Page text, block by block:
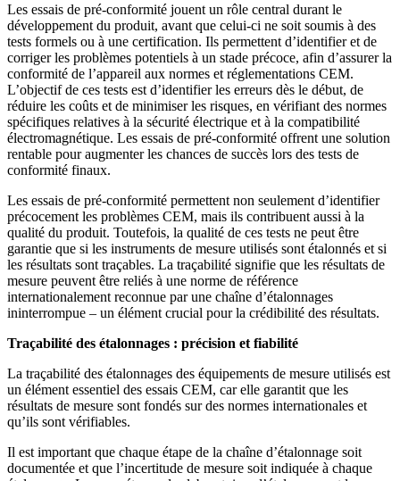
Les essais de pré-conformité jouent un rôle central durant le
développement du produit, avant que celui-ci ne soit soumis à des
tests formels ou à une certification. Ils permettent d’identifier et de
corriger les problèmes potentiels à un stade précoce, afin d’assurer la
conformité de l’appareil aux normes et réglementations CEM.
L’objectif de ces tests est d’identifier les erreurs dès le début, de
réduire les coûts et de minimiser les risques, en vérifiant des normes
spécifiques relatives à la sécurité électrique et à la compatibilité
électromagnétique. Les essais de pré-conformité offrent une solution
rentable pour augmenter les chances de succès lors des tests de
conformité finaux.
Les essais de pré-conformité permettent non seulement d’identifier
précocement les problèmes CEM, mais ils contribuent aussi à la
qualité du produit. Toutefois, la qualité de ces tests ne peut être
garantie que si les instruments de mesure utilisés sont étalonnés et si
les résultats sont traçables. La traçabilité signifie que les résultats de
mesure peuvent être reliés à une norme de référence
internationalement reconnue par une chaîne d’étalonnages
ininterrompue – un élément crucial pour la crédibilité des résultats.
Traçabilité des étalonnages : précision et fiabilité
La traçabilité des étalonnages des équipements de mesure utilisés est
un élément essentiel des essais CEM, car elle garantit que les
résultats de mesure sont fondés sur des normes internationales et
qu’ils sont vérifiables.
Il est important que chaque étape de la chaîne d’étalonnage soit
documentée et que l’incertitude de mesure soit indiquée à chaque